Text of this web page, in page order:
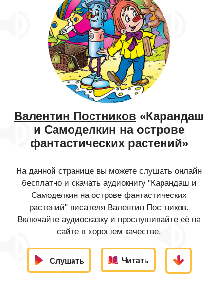
Валентин Постников «Карандаш
и Самоделкин на острове
фантастических растений»
На данной странице вы можете слушать онлайн
бесплатно и скачать аудиокнигу "Карандаш и
Самоделкин на острове фантастических
растений" писателя Валентин Постников.
Включайте аудиосказку и прослушивайте её на
сайте в хорошем качестве.
Слушать Читать